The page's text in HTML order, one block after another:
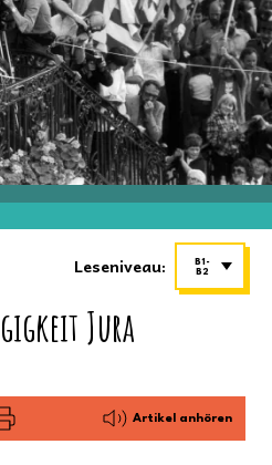
Leseniveau:
B1-
B2
Jura
Artikel anhören